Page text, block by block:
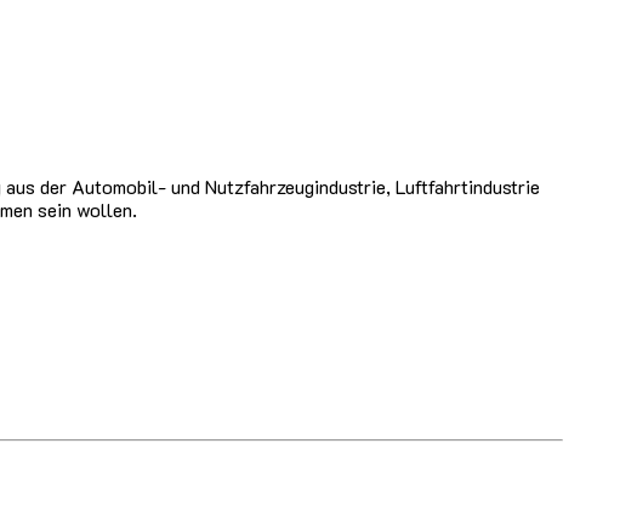
der Automobil- und Nutzfahrzeugindustrie, Luftfahrtindustrie
sein wollen.